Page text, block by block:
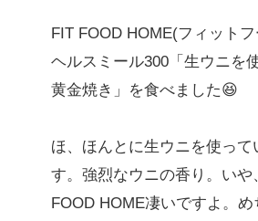
FIT FOOD HOME(フィットフ
ヘルスミール300「生ウニを
黄金焼き」を食べました😆
ほ、ほんとに生ウニを使って
す。強烈なウニの香り。いや
FOOD HOME凄いですよ。